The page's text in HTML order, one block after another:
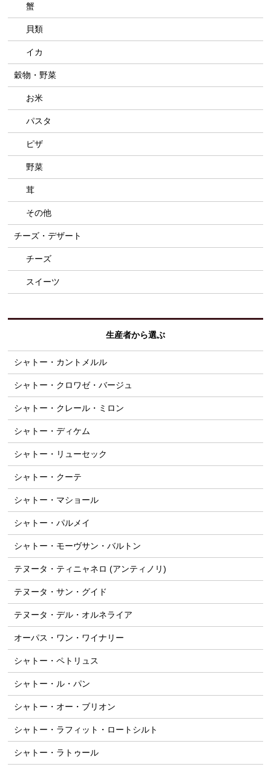
蟹
貝類
イカ
穀物・野菜
お米
パスタ
ピザ
野菜
茸
その他
チーズ・デザート
チーズ
スイーツ
生産者から選ぶ
シャトー・カントメルル
シャトー・クロワゼ・バージュ
シャトー・クレール・ミロン
シャトー・ディケム
シャトー・リューセック
シャトー・クーテ
シャトー・マショール
シャトー・パルメイ
シャトー・モーヴサン・バルトン
テヌータ・ティニャネロ (アンティノリ)
テヌータ・サン・グイド
テヌータ・デル・オルネライア
オーパス・ワン・ワイナリー
シャトー・ペトリュス
シャトー・ル・パン
シャトー・オー・ブリオン
シャトー・ラフィット・ロートシルト
シャトー・ラトゥール